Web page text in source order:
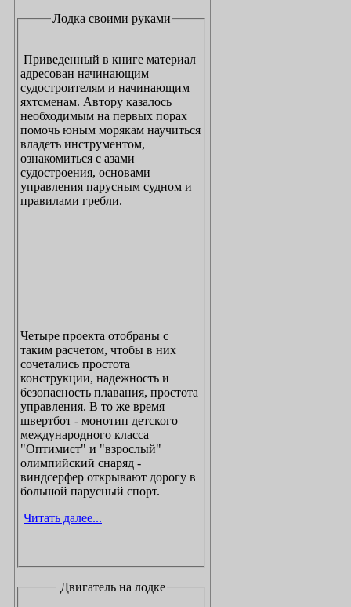
Лодка своими руками
Приведенный в книге материал
адресован начинающим
судостроителям и начинающим
яхтсменам. Автору казалось
необходимым на первых порах
помочь юным морякам научиться
владеть инструментом,
ознакомиться с азами
судостроения, основами
управления парусным судном и
правилами гребли.
Четыре проекта отобраны с
таким расчетом, чтобы в них
сочетались простота
конструкции, надежность и
безопасность плавания, простота
управления. В то же время
швертбот - монотип детского
международного класса
"Оптимист" и "взрослый"
олимпийский снаряд -
виндсерфер открывают дорогу в
большой парусный спорт.
Читать далее...
Двигатель на лодке